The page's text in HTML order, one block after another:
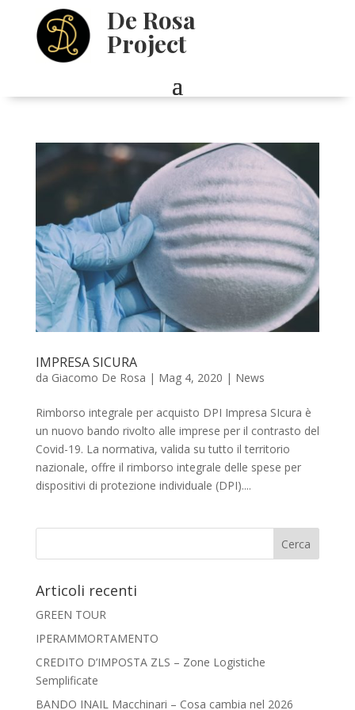
De Rosa
Project
IMPRESA SICURA
da Giacomo De Rosa | Mag 4, 2020 | News
Rimborso integrale per acquisto DPI Impresa SIcura è
un nuovo bando rivolto alle imprese per il contrasto del
Covid-19. La normativa, valida su tutto il territorio
nazionale, offre il rimborso integrale delle spese per
dispositivi di protezione individuale (DPI)....
Articoli recenti
GREEN TOUR
IPERAMMORTAMENTO
CREDITO D’IMPOSTA ZLS – Zone Logistiche
Semplificate
BANDO INAIL Macchinari – Cosa cambia nel 2026